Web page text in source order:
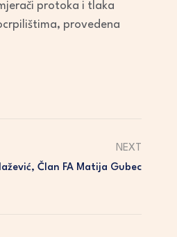
protoka i tlaka
provedena
NEXT
Član FA Matija Gubec